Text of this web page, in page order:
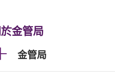
於金管局
金管局